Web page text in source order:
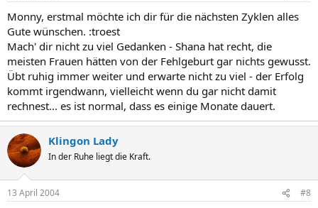
Monny, erstmal möchte ich dir für die nächsten Zyklen alles
Gute wünschen. :troest
Mach' dir nicht zu viel Gedanken - Shana hat recht, die
meisten Frauen hätten von der Fehlgeburt gar nichts gewusst.
Übt ruhig immer weiter und erwarte nicht zu viel - der Erfolg
kommt irgendwann, vielleicht wenn du gar nicht damit
rechnest... es ist normal, dass es einige Monate dauert.
Klingon Lady
In der Ruhe liegt die Kraft.
13 April 2004 #8